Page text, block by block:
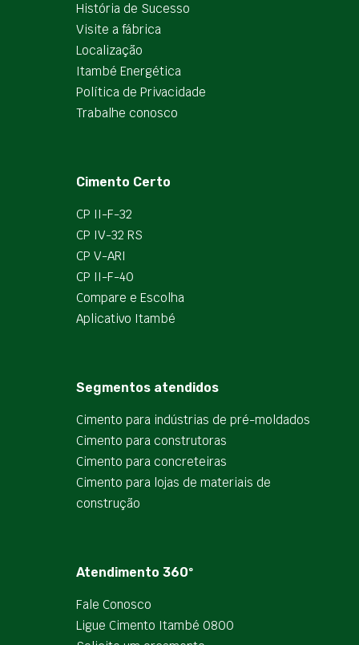
História de Sucesso
Visite a fábrica
Localização
Itambé Energética
Política de Privacidade
Trabalhe conosco
Cimento Certo
CP II-F-32
CP IV-32 RS
CP V-ARI
CP II-F-40
Compare e Escolha
Aplicativo Itambé
Segmentos atendidos
Cimento para indústrias de pré-moldados
Cimento para construtoras
Cimento para concreteiras
Cimento para lojas de materiais de
construção
Atendimento 360º
Fale Conosco
Ligue Cimento Itambé 0800